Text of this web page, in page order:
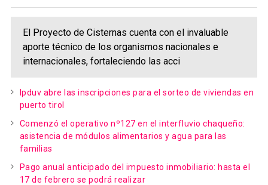
El Proyecto de Cisternas cuenta con el invaluable
aporte técnico de los organismos nacionales e
internacionales, fortaleciendo las acci
Ipduv abre las inscripciones para el sorteo de viviendas en
puerto tirol
Comenzó el operativo nº127 en el interfluvio chaqueño:
asistencia de módulos alimentarios y agua para las
familias
Pago anual anticipado del impuesto inmobiliario: hasta el
17 de febrero se podrá realizar